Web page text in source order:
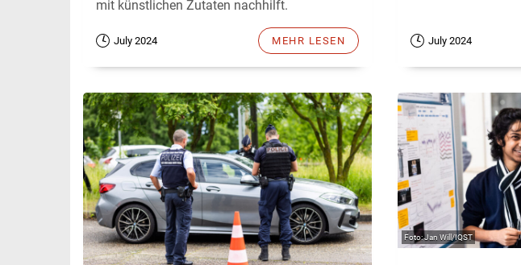
mit künstlichen Zutaten nachhilft.
July 2024 MEHR LESEN July 2024
Jan Will/IQST